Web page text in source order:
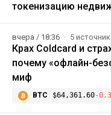
токенизацию
вчера / 18:36 5
Крах Coldcard и
почему «офлайн-
миф
BTC $64,361.60-